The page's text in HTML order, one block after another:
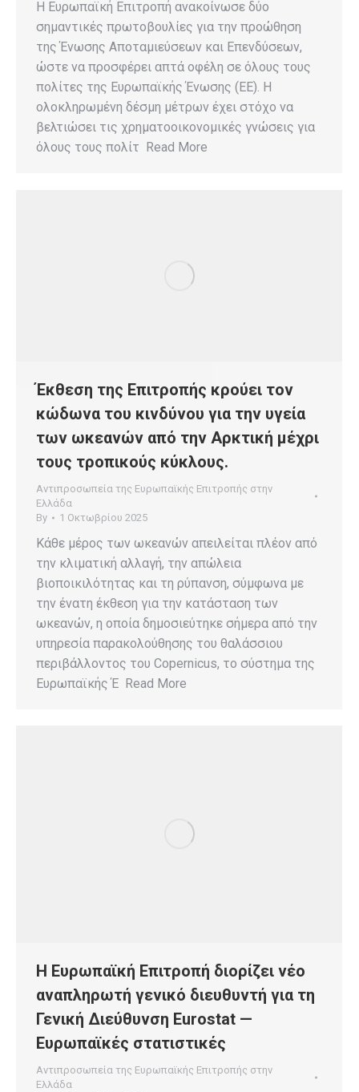
Η Ευρωπαϊκή Επιτροπή ανακοίνωσε δύο
σημαντικές πρωτοβουλίες για την προώθηση
της Ένωσης Αποταμιεύσεων και Επενδύσεων,
ώστε να προσφέρει απτά οφέλη σε όλους τους
πολίτες της Ευρωπαϊκής Ένωσης (ΕΕ). Η
ολοκληρωμένη δέσμη μέτρων έχει στόχο να
βελτιώσει τις χρηματοοικονομικές γνώσεις για
όλους τους πολίτ Read More
Έκθεση της Επιτροπής κρούει τον
κώδωνα του κινδύνου για την υγεία
των ωκεανών από την Αρκτική μέχρι
τους τροπικούς κύκλους.
Αντιπροσωπεία της Ευρωπαϊκής Επιτροπής στην
Ελλάδα
By
1 Οκτωβρίου 2025
Κάθε μέρος των ωκεανών απειλείται πλέον από
την κλιματική αλλαγή, την απώλεια
βιοποικιλότητας και τη ρύπανση, σύμφωνα με
την ένατη έκθεση για την κατάσταση των
ωκεανών, η οποία δημοσιεύτηκε σήμερα από την
υπηρεσία παρακολούθησης του θαλάσσιου
περιβάλλοντος του Copernicus, το σύστημα της
Ευρωπαϊκής Έ Read More
Η Ευρωπαϊκή Επιτροπή διορίζει νέο
αναπληρωτή γενικό διευθυντή για τη
Γενική Διεύθυνση Eurostat —
Ευρωπαϊκές στατιστικές
Αντιπροσωπεία της Ευρωπαϊκής Επιτροπής στην
Ελλάδα